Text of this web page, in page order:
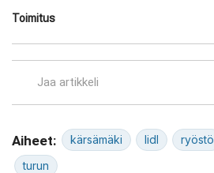
Toimitus
Jaa artikkeli
Aiheet: kärsämäki lidl ryöstö
turun